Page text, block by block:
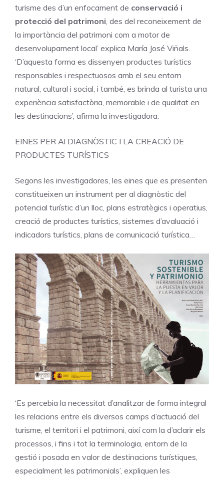
turisme des d’un enfocament de conservació i
protecció del patrimoni, des del reconeixement de
la importància del patrimoni com a motor de
desenvolupament local’ explica María José Viñals.
‘D’aquesta forma es dissenyen productes turístics
responsables i respectuosos amb el seu entorn
natural, cultural i social, i també, es brinda al turista una
experiència satisfactòria, memorable i de qualitat en
les destinacions’, afirma la investigadora.
EINES PER Al DIAGNÒSTIC I LA CREACIÓ DE
PRODUCTES TURÍSTICS
Segons les investigadores, les eines que es presenten
constitueixen un instrument per al diagnòstic del
potencial turístic d’un lloc, plans estratègics i operatius,
creació de productes turístics, sistemes d’avaluació i
indicadors turístics, plans de comunicació turística…
‘Es percebia la necessitat d’analitzar de forma integral
les relacions entre els diversos camps d’actuació del
turisme, el territori i el patrimoni, així com la d’aclarir els
processos, i fins i tot la terminologia, entorn de la
gestió i posada en valor de destinacions turístiques,
especialment les patrimonials’, expliquen les